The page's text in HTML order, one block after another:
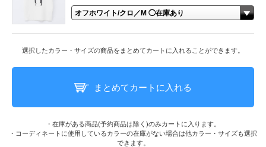
選択したカラー・サイズの商品をまとめてカートに入れることができます。
まとめてカートに入れる
・在庫がある商品(予約商品は除く)のみカートに入ります。
・コーディネートに使用しているカラーの在庫がない場合は他カラー・サイズも選択
できます。